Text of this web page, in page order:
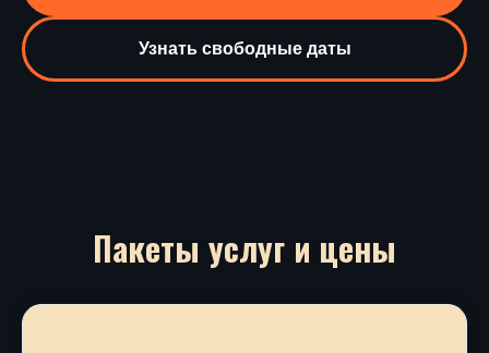
Узнать свободные даты
Пакеты услуг и цены